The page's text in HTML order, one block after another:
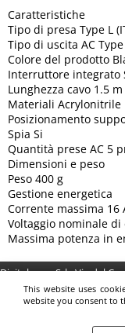
This website uses
website you consent to
Caratteristiche
Tipo di presa Type L
Tipo di uscita AC Type
Colore del prodotto
Interruttore integrato
Lunghezza cavo 1.5 m
Materiali Acrylonitrile
Posizionamento
Spia Si
Quantità prese AC 5
Dimensioni e peso
Peso 400 g
Gestione energetica
Corrente massima 16
Voltaggio nominale di
Massima potenza in
Digitalrama Srl - Via del
- P.IVA